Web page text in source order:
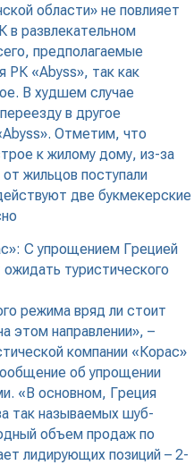
области» не повлияет
в развлекательном
предполагаемые
РК «Abyss», так как
В худшем случае
в другое
Отметим, что
к жилому дому, из-за
жильцов поступали
две букмекерские
С упрощением Грецией
туристического
режима вряд ли стоит
этом направлении», –
компании «Корас»
об упрощении
«В основном, Греция
так называемых шуб-
объем продаж по
лидирующих позиций – 2-